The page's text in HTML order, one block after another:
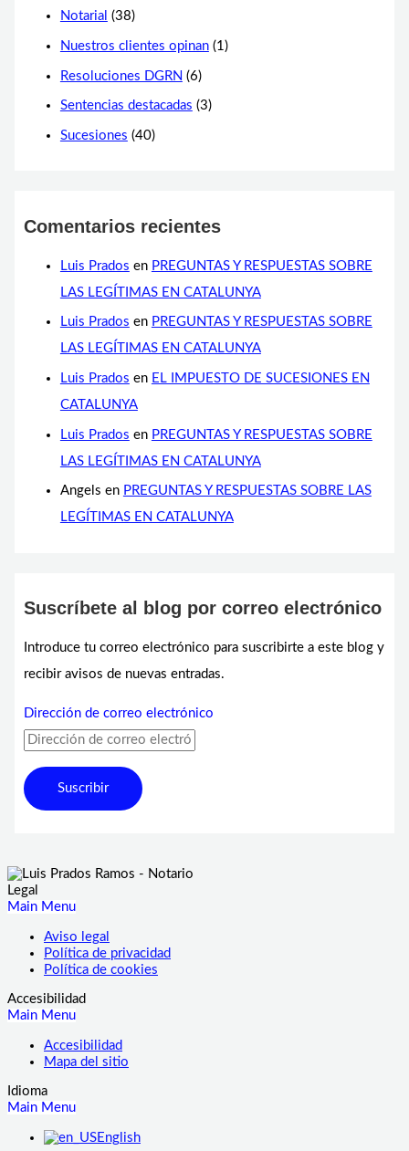
Notarial (38)
Nuestros clientes opinan(1)
Resoluciones DGRN (6)
Sentencias destacadas (3)
Sucesiones (40)
Comentarios recientes
Luis Prados en PREGUNTAS Y RESPUESTAS SOBRE
LAS LEGÍTIMAS EN CATALUNYA
Luis Prados en PREGUNTAS Y RESPUESTAS SOBRE
LAS LEGÍTIMAS EN CATALUNYA
Luis Prados en EL IMPUESTO DE SUCESIONES EN
CATALUNYA
Luis Prados en PREGUNTAS Y RESPUESTAS SOBRE
LAS LEGÍTIMAS EN CATALUNYA
Angels en PREGUNTAS Y RESPUESTAS SOBRE LAS
LEGÍTIMAS EN CATALUNYA
Suscríbete al blog por correo electrónico
Introduce tu correo electrónico para suscribirte a este blog y
recibir avisos de nuevas entradas.
Dirección de correo electrónico
Suscribir
Legal
Main Menu
Aviso legal
Política de privacidad
Política de cookies
Accesibilidad
Main Menu
Accesibilidad
Mapa del sitio
Idioma
Main Menu
English